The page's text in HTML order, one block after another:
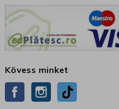
Kövess minket
Facebook Instagram